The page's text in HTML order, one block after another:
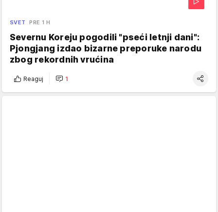
SVET PRE 1 H
Severnu Koreju pogodili "pseći letnji dani":
Pjongjang izdao bizarne preporuke narodu
zbog rekordnih vrućina
Reaguj 1